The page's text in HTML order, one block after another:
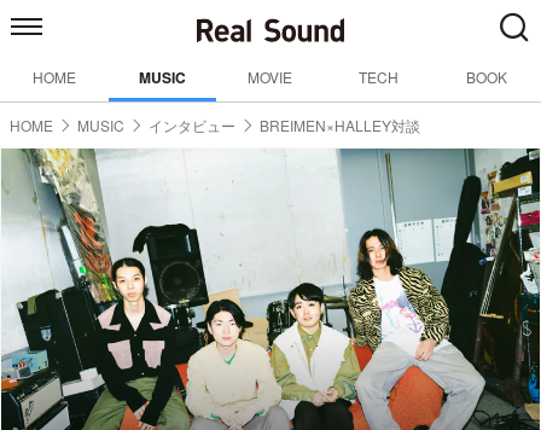
HOME MUSIC MOVIE TECH BOOK
HOME MUSIC インタビュー BREIMEN×HALLEY対談